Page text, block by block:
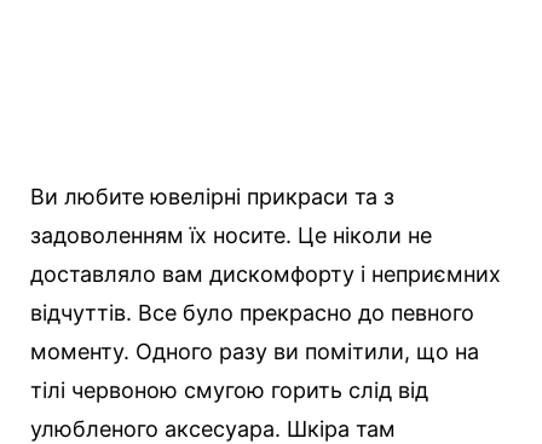
Ви любите ювелірні прикраси та з
задоволенням їх носите. Це ніколи не
доставляло вам дискомфорту і неприємних
відчуттів. Все було прекрасно до певного
моменту. Одного разу ви помітили, що на
тілі червоною смугою горить слід від
улюбленого аксесуара. Шкіра там